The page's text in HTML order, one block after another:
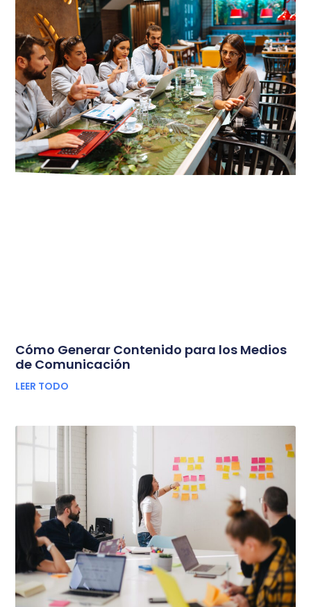
Cómo Generar Contenido para los Medios
de Comunicación
LEER TODO